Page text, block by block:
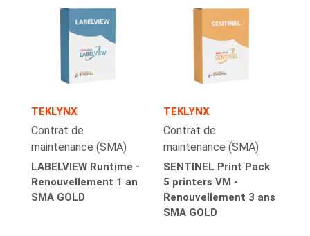
TEKLYNX
Contrat de
maintenance (SMA)
LABELVIEW Runtime -
Renouvellement 1 an
SMA GOLD
TEKLYNX
Contrat de
maintenance (SMA)
SENTINEL Print Pack
5 printers VM -
Renouvellement 3 ans
SMA GOLD